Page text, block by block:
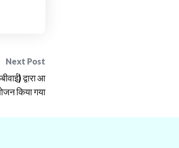
Next Post
द्वारा आ
किया गया